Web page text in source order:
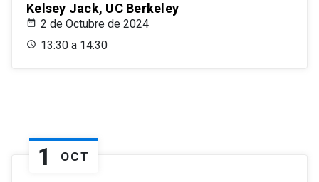
Kelsey Jack, UC Berkeley
2 de Octubre de 2024
13:30 a 14:30
1 OCT